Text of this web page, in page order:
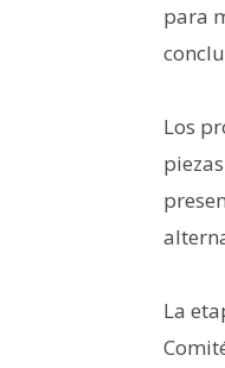
para
Los
La